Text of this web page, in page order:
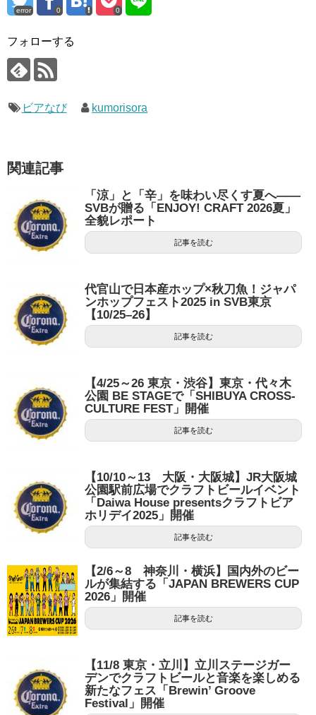
error 0 0
フォローする
ビアなび kumorisora
関連記事
「涼」と「辛」を味わい尽くす夏へ——
SVBが贈る「ENJOY! CRAFT 2026夏」
全貌レポート
記事を読む
代官山で日本産ホップ×秋刀魚！ジャパ
ンホップフェスト2025 in SVB東京
【10/25–26】
記事を読む
【4/25～26 東京・渋谷】東京・代々木
公園 BE STAGEで「SHIBUYA CROSS-
CULTURE FEST」開催
記事を読む
【10/10～13 大阪・大阪城】JR大阪城
公園駅前広場でクラフトビールイベント
「Daiwa House presentsクラフトビア
ホリデイ2025」開催
記事を読む
【2/6～8 神奈川・横浜】国内外のビー
ルが集結する「JAPAN BREWERS CUP
2026」開催
記事を読む
【11/8 東京・立川】立川ステージガー
デンでクラフトビールと音楽を楽しめる
新たなフェス「Brewin’ Groove
Festival」開催